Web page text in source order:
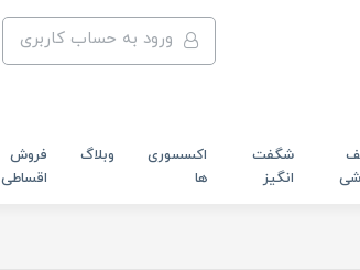
ورود به حساب کاربری
شگفت
انگیز
اکسسوری
ها
وبلاگ
فروش
اقساطی